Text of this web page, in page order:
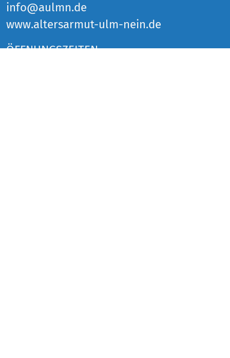
info@aulmn.de
www.altersarmut-ulm-nein.de
ÖFFNUNGSZEITEN